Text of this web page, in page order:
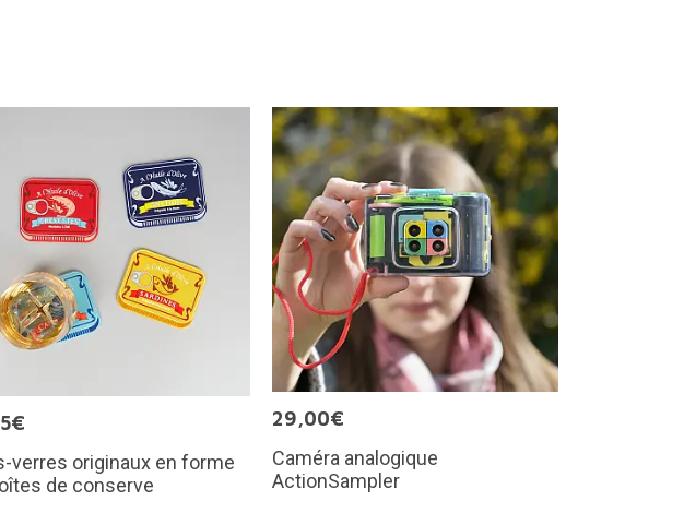
verres originaux en forme
de conserve
29,00€
Caméra analogique
ActionSampler